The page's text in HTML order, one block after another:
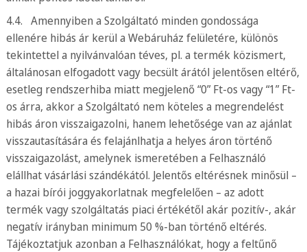
4.4. Amennyiben a Szolgáltató minden gondossága
ellenére hibás ár kerül a Webáruház felületére, különös
tekintettel a nyilvánvalóan téves, pl. a termék közismert,
általánosan elfogadott vagy becsült árától jelentősen eltérő,
esetleg rendszerhiba miatt megjelenő “0” Ft-os vagy “1” Ft-
os árra, akkor a Szolgáltató nem köteles a megrendelést
hibás áron visszaigazolni, hanem lehetősége van az ajánlat
visszautasítására és felajánlhatja a helyes áron történő
visszaigazolást, amelynek ismeretében a Felhasználó
elállhat vásárlási szándékától. Jelentős eltérésnek minősül –
a hazai bírói joggyakorlatnak megfelelően – az adott
termék vagy szolgáltatás piaci értékétől akár pozitív-, akár
negatív irányban minimum 50 %-ban történő eltérés.
Tájékoztatjuk azonban a Felhasználókat, hogy a feltűnő